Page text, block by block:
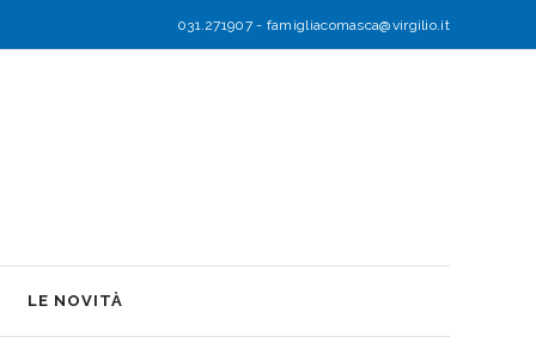
031.271907- famigliacomasca@virgilio.it
LE NOVITÀ